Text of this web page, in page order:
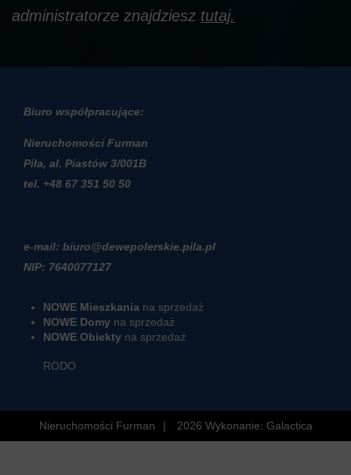
administratorze znajdziesz tutaj.
Biuro współpracujące:
Nieruchomości Furman
Piła, al. Piastów 3/001B
tel. +48 67 351 50 50
e-mail: biuro@dewepolerskie.pila.pl
NIP: 7640077127
NOWE Mieszkania na sprzedaż
NOWE Domy na sprzedaż
NOWE Obiekty na sprzedaż
RODO
Nieruchomości Furman 2026 Wykonanie: Galactica